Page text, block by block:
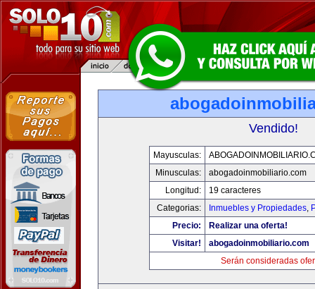
Vendido!
Mayusculas:
Minusculas:
abogadoinmobiliario.com
Longitud:
19 caracteres
Categorias:
Inmuebles y Propiedades,
Precio:
Realizar una oferta!
Visitar!
abogadoinmobiliario.com
Serán consideradas